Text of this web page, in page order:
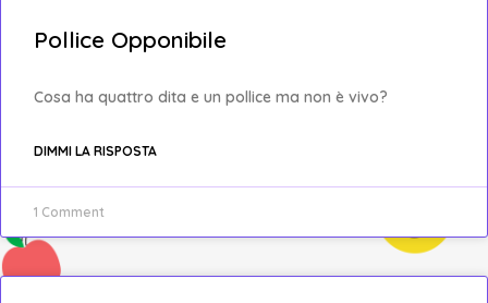
Pollice Opponibile
Cosa ha quattro dita e un pollice ma non è vivo?
DIMMI LA RISPOSTA
1 Comment